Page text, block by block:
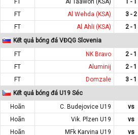
FT
Al Wehda (KSA) 3 - 2
FT
Al Ahli (KSA) 2 - 1
Kết quả bóng đá VĐQG Slovenia
FT
NK Bravo 2 - 1
FT
Aluminij 2 - 1
FT
Domzale 3 - 1
Kết quả bóng đá U19 Séc
Hoãn
C. Budejovice U19 vs
Hoãn
Vik. Plzen U19 vs
Hoãn
MFk Karvina U19 vs